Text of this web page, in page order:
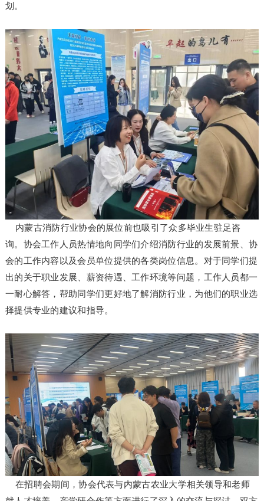
划。
内蒙古消防行业协会的展位前也吸引了众多毕业生驻足咨
询。协会工作人员热情地向同学们介绍消防行业的发展前景、协
会的工作内容以及会员单位提供的各类岗位信息。对于同学们提
出的关于职业发展、薪资待遇、工作环境等问题，工作人员都一
一耐心解答，帮助同学们更好地了解消防行业，为他们的职业选
择提供专业的建议和指导。
在招聘会期间，协会代表与内蒙古农业大学相关领导和老师